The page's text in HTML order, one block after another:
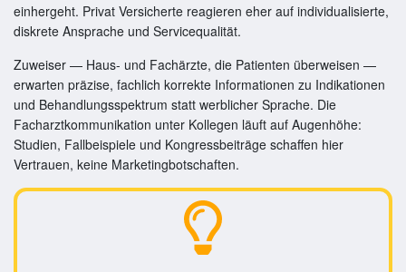
einhergeht. Privat Versicherte reagieren eher auf individualisierte,
diskrete Ansprache und Servicequalität.
Zuweiser — Haus- und Fachärzte, die Patienten überweisen —
erwarten präzise, fachlich korrekte Informationen zu Indikationen
und Behandlungsspektrum statt werblicher Sprache. Die
Facharztkommunikation unter Kollegen läuft auf Augenhöhe:
Studien, Fallbeispiele und Kongressbeiträge schaffen hier
Vertrauen, keine Marketingbotschaften.